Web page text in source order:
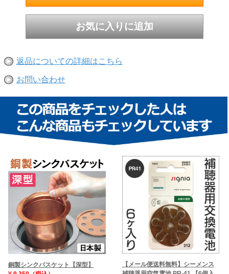
返品についての詳細はこちら
お問い合わせ
銅製シンクバスケット【深型】
【メール便送料無料】シーメンス